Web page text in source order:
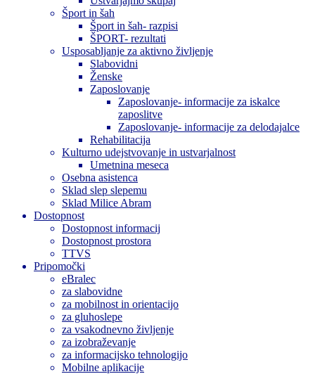
Šport in šah
Šport in šah- razpisi
ŠPORT- rezultati
Usposabljanje za aktivno življenje
Slabovidni
Ženske
Zaposlovanje
Zaposlovanje- informacije za iskalce
zaposlitve
Zaposlovanje- informacije za delodajalce
Rehabilitacija
Kulturno udejstvovanje in ustvarjalnost
Umetnina meseca
Osebna asistenca
Sklad slep slepemu
Sklad Milice Abram
Dostopnost
Dostopnost informacij
Dostopnost prostora
TTVS
Pripomočki
eBralec
za slabovidne
za mobilnost in orientacijo
za gluhoslepe
za vsakodnevno življenje
za izobraževanje
za informacijsko tehnologijo
Mobilne aplikacije